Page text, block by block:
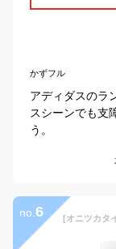
かずフル
アディダスのラ
スシーンでも支
う。
no. 6